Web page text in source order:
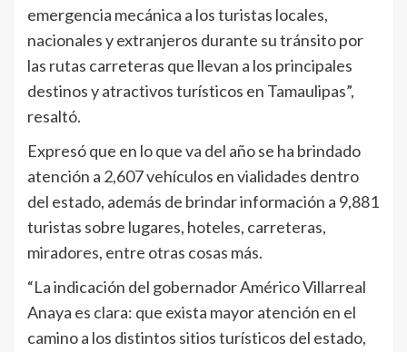
emergencia mecánica a los turistas locales,
nacionales y extranjeros durante su tránsito por
las rutas carreteras que llevan a los principales
destinos y atractivos turísticos en Tamaulipas”,
resaltó.
Expresó que en lo que va del año se ha brindado
atención a 2,607 vehículos en vialidades dentro
del estado, además de brindar información a 9,881
turistas sobre lugares, hoteles, carreteras,
miradores, entre otras cosas más.
“La indicación del gobernador Américo Villarreal
Anaya es clara: que exista mayor atención en el
camino a los distintos sitios turísticos del estado,